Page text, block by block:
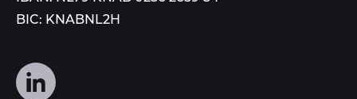
BIC: KNABNL2H
Volg
ons